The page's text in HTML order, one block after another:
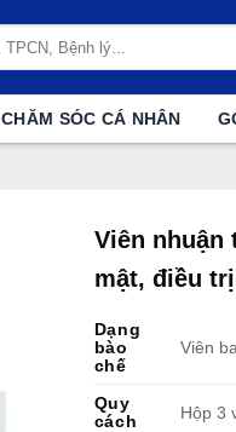
CHĂM SÓC CÁ NHÂN
Viên nhuận
mật, điều
Dạng
bào
chế
Viên
Quy
cách
Hộp 3